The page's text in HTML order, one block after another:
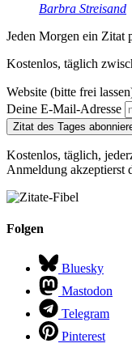
Barbra Streisand
Jeden Morgen ein Zitat
Kostenlos, täglich
Website (bitte frei
Deine E-Mail-Adresse
Zitat des Tages
Kostenlos, täglich,
Anmeldung akzeptierst
Folgen
Bluesky
Mastodon
Telegram
Pinterest